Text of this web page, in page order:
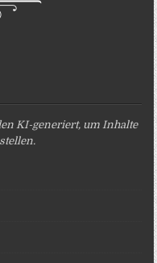
KI-generiert, um Inhalte